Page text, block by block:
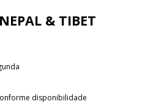
& TIBET
disponibilidade